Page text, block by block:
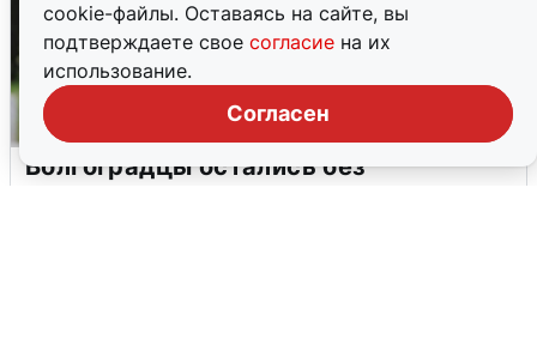
cookie-файлы. Оставаясь на сайте, вы
подтверждаете свое согласие на их
использование.
Согласен
Волгоградцы остались без